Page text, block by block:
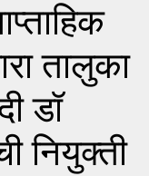
तालुका
डॉ
नियुक्ती